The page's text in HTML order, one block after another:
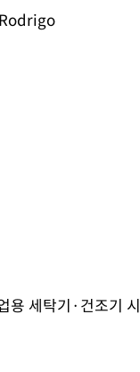
용 세탁기·건조기 시